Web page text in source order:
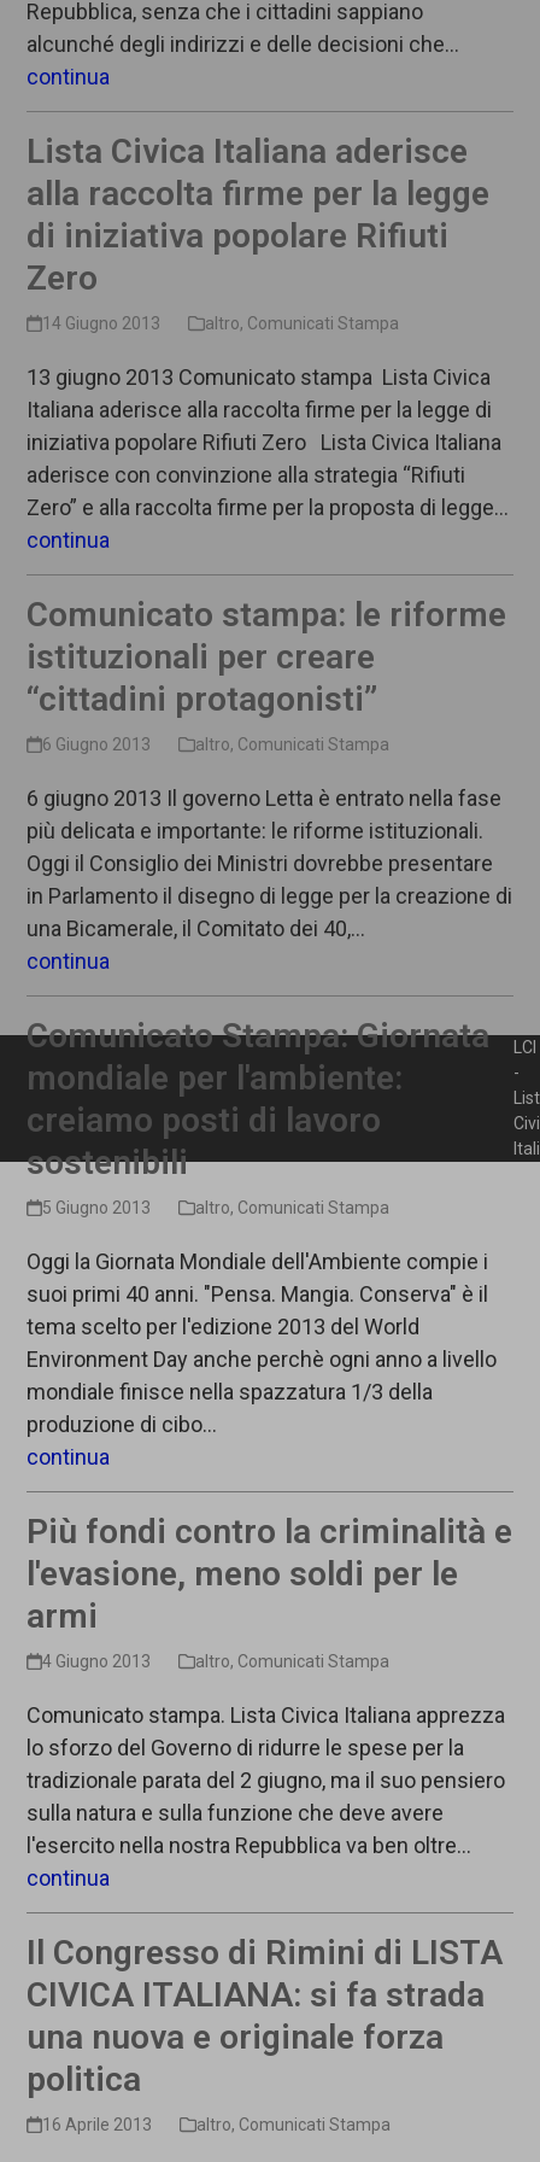
Repubblica, senza che i cittadini sappiano
alcunché degli indirizzi e delle decisioni che…
continua
Lista Civica Italiana aderisce
alla raccolta firme per la legge
di iniziativa popolare Rifiuti
Zero
14 Giugno 2013 altro, Comunicati Stampa
13 giugno 2013 Comunicato stampa Lista Civica
Italiana aderisce alla raccolta firme per la legge di
iniziativa popolare Rifiuti Zero Lista Civica Italiana
aderisce con convinzione alla strategia “Rifiuti
Zero” e alla raccolta firme per la proposta di legge…
continua
Comunicato stampa: le riforme
istituzionali per creare
“cittadini protagonisti”
6 Giugno 2013 altro, Comunicati Stampa
6 giugno 2013 Il governo Letta è entrato nella fase
più delicata e importante: le riforme istituzionali.
Oggi il Consiglio dei Ministri dovrebbe presentare
in Parlamento il disegno di legge per la creazione di
una Bicamerale, il Comitato dei 40,…
continua
Comunicato Stampa: Giornata
mondiale per l'ambiente:
creiamo posti di lavoro
sostenibili
5 Giugno 2013 altro, Comunicati Stampa
Oggi la Giornata Mondiale dell'Ambiente compie i
suoi primi 40 anni. "Pensa. Mangia. Conserva" è il
tema scelto per l'edizione 2013 del World
Environment Day anche perchè ogni anno a livello
mondiale finisce nella spazzatura 1/3 della
produzione di cibo…
continua
Più fondi contro la criminalità e
l'evasione, meno soldi per le
armi
4 Giugno 2013 altro, Comunicati Stampa
Comunicato stampa. Lista Civica Italiana apprezza
lo sforzo del Governo di ridurre le spese per la
tradizionale parata del 2 giugno, ma il suo pensiero
sulla natura e sulla funzione che deve avere
l'esercito nella nostra Repubblica va ben oltre…
continua
Il Congresso di Rimini di LISTA
CIVICA ITALIANA: si fa strada
una nuova e originale forza
politica
16 Aprile 2013 altro, Comunicati Stampa
LCI
-